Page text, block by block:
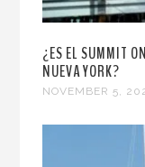
¿ES EL SUMMIT
NUEVA YORK?
NOVEMBER 5,